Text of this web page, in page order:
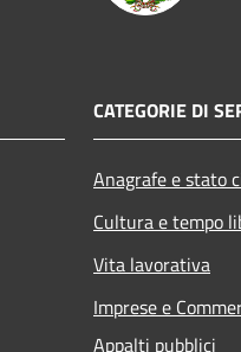
CATEGORIE DI
Anagrafe e stato
Cultura e tempo
Vita lavorativa
Imprese e
Appalti pubblici